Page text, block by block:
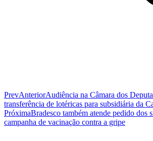
PrevAnteriorAudiência na Câmara dos
transferência de lotéricas para subsidiária da
PróximaBradesco também atende pedido dos
campanha de vacinação contra a gripe